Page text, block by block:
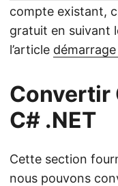
compte existant,
gratuit en suivant
l’article
Convertir
C# .NET
Cette section
nous pouvons